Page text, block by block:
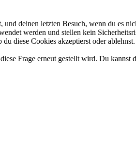
deinen letzten Besuch, wenn du es
werden und stellen kein
diese Cookies akzeptierst oder ablehnst.
Frage erneut gestellt wird. Du